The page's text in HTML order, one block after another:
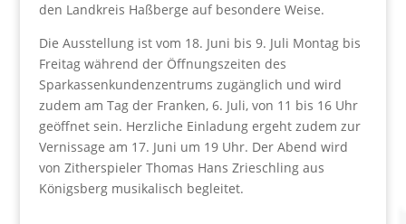
den Landkreis Haßberge auf besondere Weise.
Die Ausstellung ist vom 18. Juni bis 9. Juli Montag bis
Freitag während der Öffnungszeiten des
Sparkassenkundenzentrums zugänglich und wird
zudem am Tag der Franken, 6. Juli, von 11 bis 16 Uhr
geöffnet sein. Herzliche Einladung ergeht zudem zur
Vernissage am 17. Juni um 19 Uhr. Der Abend wird
von Zitherspieler Thomas Hans Zrieschling aus
Königsberg musikalisch begleitet.